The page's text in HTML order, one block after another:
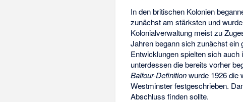
In den britischen Kolonien
zunächst am stärksten und
Kolonialverwaltung meist zu
Jahren begann sich zunächst
Entwicklungen spielten sich
unterdessen die bereits vorher
Balfour-Definitionwurde 1926 die
Westminster festgeschrieben.
Abschluss finden sollte.